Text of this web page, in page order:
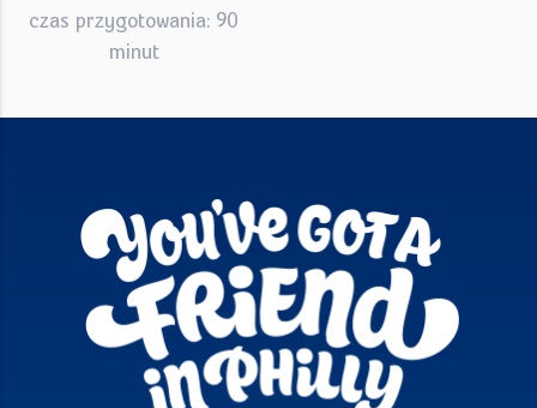
czas przygotowania: 90
minut